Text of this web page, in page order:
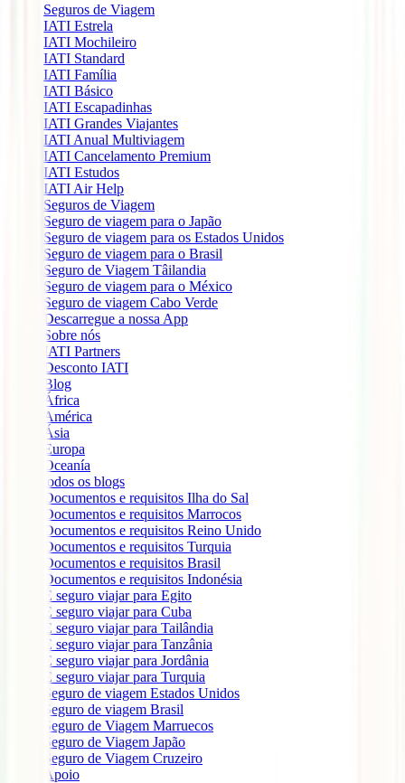
Seguros de Viagem
IATI Estrela
IATI Mochileiro
IATI Standard
IATI Família
IATI Básico
IATI Escapadinhas
IATI Grandes Viajantes
IATI Anual Multiviagem
IATI Cancelamento Premium
IATI Estudos
IATI Air Help
Seguros de Viagem
Seguro de viagem para o Japão
Seguro de viagem para os Estados Unidos
Seguro de viagem para o Brasil
Seguro de Viagem Tâilandia
Seguro de viagem para o México
Seguro de viagem Cabo Verde
Descarregue a nossa App
Sobre nós
IATI Partners
Desconto IATI
Blog
África
América
Ásia
Europa
Oceanía
todos os blogs
Documentos e requisitos Ilha do Sal
Documentos e requisitos Marrocos
Documentos e requisitos Reino Unido
Documentos e requisitos Turquia
Documentos e requisitos Brasil
Documentos e requisitos Indonésia
É seguro viajar para Egito
É seguro viajar para Cuba
É seguro viajar para Tailândia
É seguro viajar para Tanzânia
É seguro viajar para Jordânia
É seguro viajar para Turquia
Seguro de viagem Estados Unidos
Seguro de viagem Brasil
Seguro de Viagem Marruecos
Seguro de Viagem Japão
Seguro de Viagem Cruzeiro
Apoio